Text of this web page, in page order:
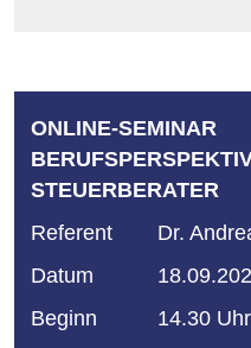
ONLINE-SEMINAR
STEUERBERATER
Referent
Dr.
Datum
Beginn
14.30 Uhr